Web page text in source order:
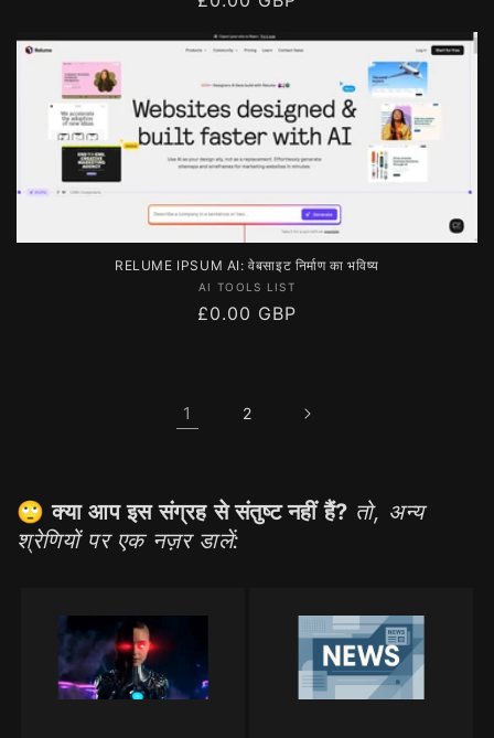
से
मूल्य
RELUME IPSUM AI: वेबसाइट निर्माण का भविष्य
विक्रेता:
AI TOOLS LIST
नियमित
£0.00 GBP
1 2
🙄क्या आप इस संग्रह से संतुष्ट नहीं हैं? तो, अन्य
श्रेणियों पर एक नज़र डालें: